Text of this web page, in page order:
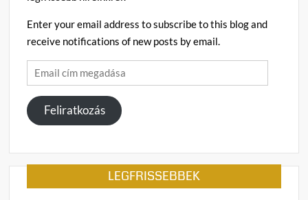
Enter your email address to subscribe to this blog and
receive notifications of new posts by email.
Email
cím
megadása
Feliratkozás
LEGFRISSEBBEK